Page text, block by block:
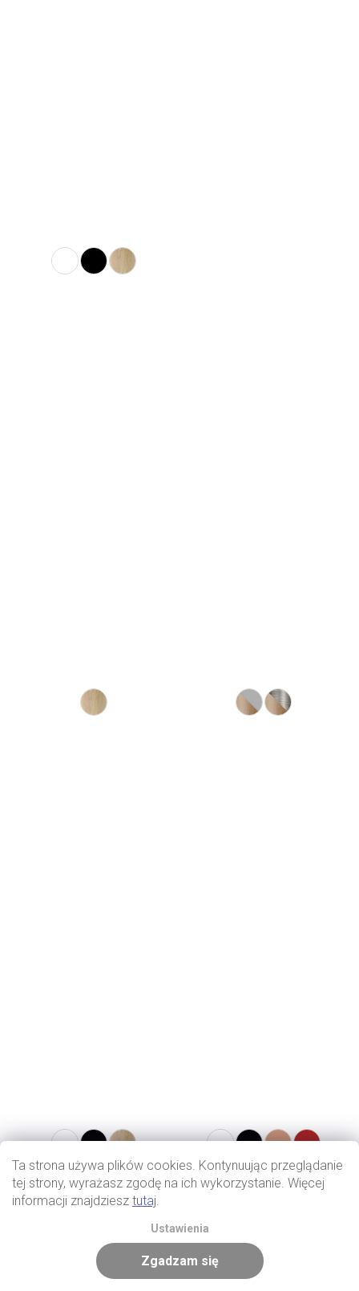
Ta strona używa plików cookies. Kontynuując przeglądanie
tej strony, wyrażasz zgodę na ich wykorzystanie. Więcej
informacji znajdziesz tutaj.
Ustawienia
Zgadzam się